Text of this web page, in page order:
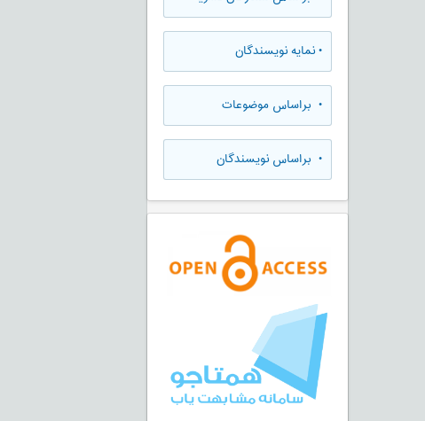
•نمایه نویسندگان
• براساس موضوعات
• براساس نویسندگان